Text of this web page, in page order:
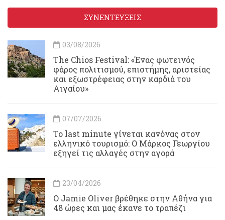
ΣΥΝΕΝΤΕΥΞΕΙΣ
03/08/2026
Τhe Chios Festival: «Ένας φωτεινός
φάρος πολιτισμού, επιστήμης, αριστείας
και εξωστρέφειας στην καρδιά του
Αιγαίου»
07/07/2026
Το last minute γίνεται κανόνας στον
ελληνικό τουρισμό: Ο Μάρκος Γεωργίου
εξηγεί τις αλλαγές στην αγορά
23/04/2026
Ο Jamie Oliver βρέθηκε στην Αθήνα για
48 ώρες και μας έκανε το τραπέζι